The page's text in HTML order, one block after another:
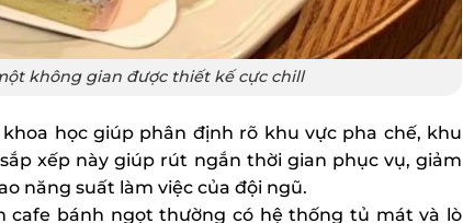
không gian được thiết kế cực chill
khoa học giúp phân định rõ khu vực pha chế, khu
xếp này giúp rút ngắn thời gian phục vụ, giảm
năng suất làm việc của đội ngũ.
cafe bánh ngọt thường có hệ thống tủ mát và lò